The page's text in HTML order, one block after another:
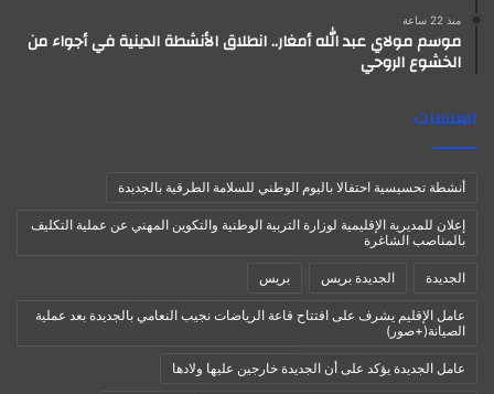
منذ 22 ساعة
موسم مولاي عبد الله أمغار.. انطلاق الأنشطة الدينية في أجواء من
الخشوع الروحي
العلامات
أنشطة تحسيسية احتفالا باليوم الوطني للسلامة الطرقية بالجديدة
إعلان للمديرية الإقليمية لوزارة التربية الوطنية والتكوين المهني عن عملية التكليف
بالمناصب الشاغرة
الجديدة الجديدة بريس بريس
عامل الإقليم يشرف على افتتاح قاعة الرياضات نجيب النعامي بالجديدة بعد عملية
الصيانة(+صور)
عامل الجديدة يؤكد على أن الجديدة خارجين عليها ولادها